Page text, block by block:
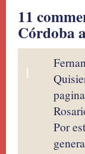
11
Córdoba
1
Por